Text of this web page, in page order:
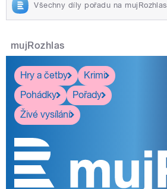
Všechny díly pořadu na mujRozhlas
mujRozhlas
Hry a četby
Krimi
Pohádky
Pořady
Živé vysílání